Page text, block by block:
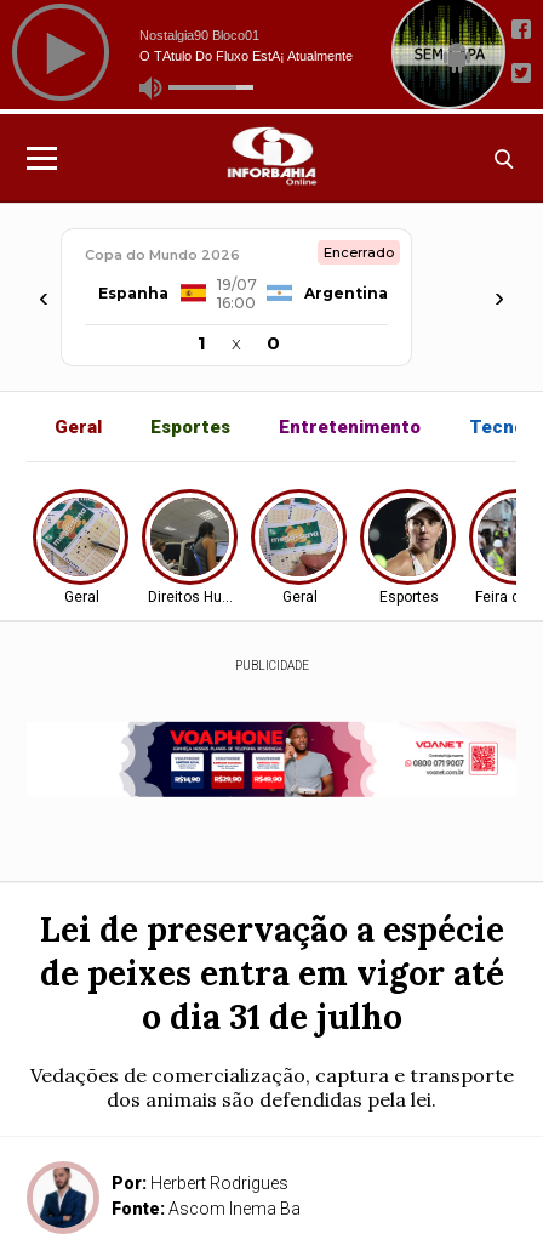
‹
Copa do Mundo 2026 Encerrado
Espanha
19/07
16:00
Argentina
1 x 0
›
Geral Esportes Entretenimento
Geral Direitos Humanos Geral Esportes Feira de
PUBLICIDADE
Lei de preservação a espécie
de peixes entra em vigor até
o dia 31 de julho
Vedações de comercialização, captura e transporte
dos animais são defendidas pela lei.
Por: Herbert Rodrigues
Fonte:Ascom Inema Ba